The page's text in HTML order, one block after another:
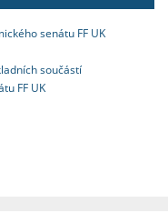
senátu FF UK
součástí
FF UK